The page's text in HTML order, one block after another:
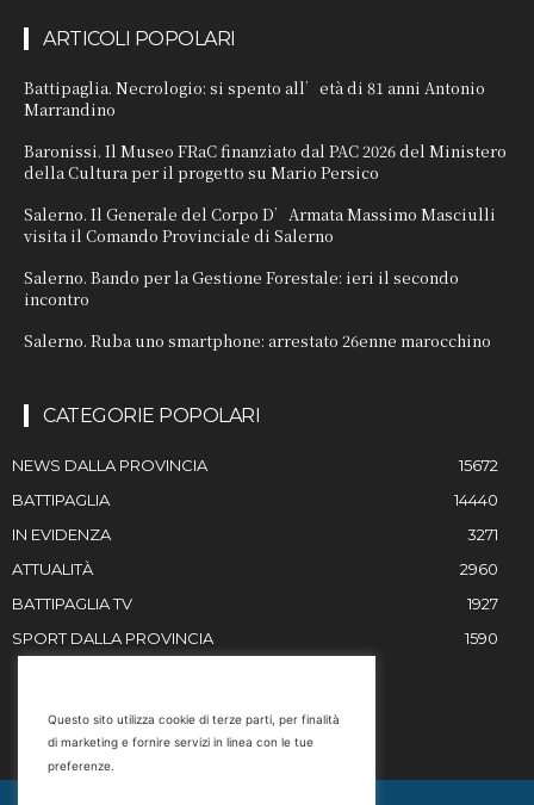
ARTICOLI POPOLARI
Battipaglia. Necrologio: si spento all’età di 81 anni Antonio
Marrandino
Baronissi. Il Museo FRaC finanziato dal PAC 2026 del Ministero
della Cultura per il progetto su Mario Persico
Salerno. Il Generale del Corpo D’Armata Massimo Masciulli
visita il Comando Provinciale di Salerno
Salerno. Bando per la Gestione Forestale: ieri il secondo
incontro
Salerno. Ruba uno smartphone: arrestato 26enne marocchino
CATEGORIE POPOLARI
NEWS DALLA PROVINCIA
15672
BATTIPAGLIA
14440
IN EVIDENZA
3271
ATTUALITÀ
2960
BATTIPAGLIA TV
1927
SPORT DALLA PROVINCIA
1590
Email
Questo sito utilizza cookie di terze parti, per finalità
di marketing e fornire servizi in linea con le tue
preferenze.